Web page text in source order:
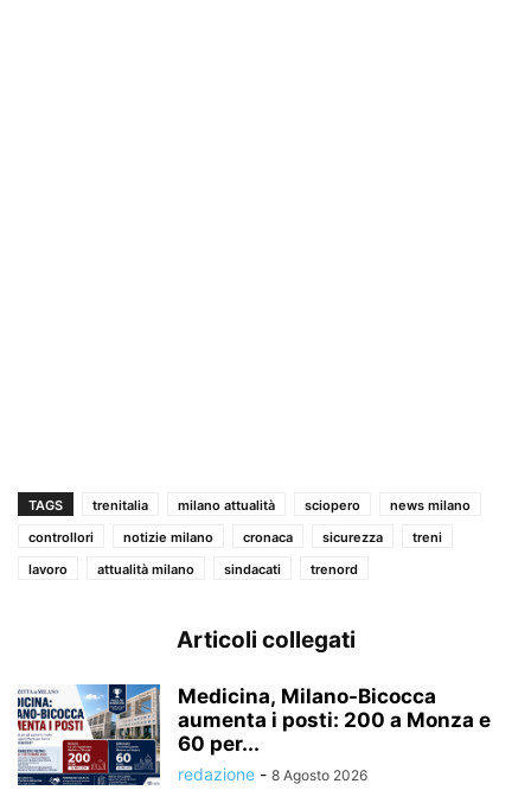
TAGS trenitalia milano attualità sciopero
news milano
controllori
notizie milano cronaca sicurezza
treni
lavoro
attualità milano sindacati trenord
Articoli collegati
Medicina, Milano-Bicocca
aumenta i posti: 200 a Monza e
60 per...
redazione - 8 Agosto 2026